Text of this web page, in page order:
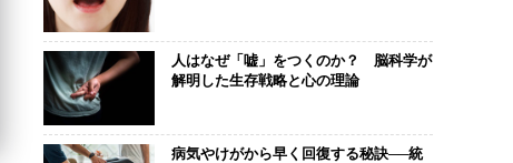
人はなぜ「嘘」をつくのか？ 脳科学が
解明した生存戦略と心の理論
病気やけがから早く回復する秘訣──統